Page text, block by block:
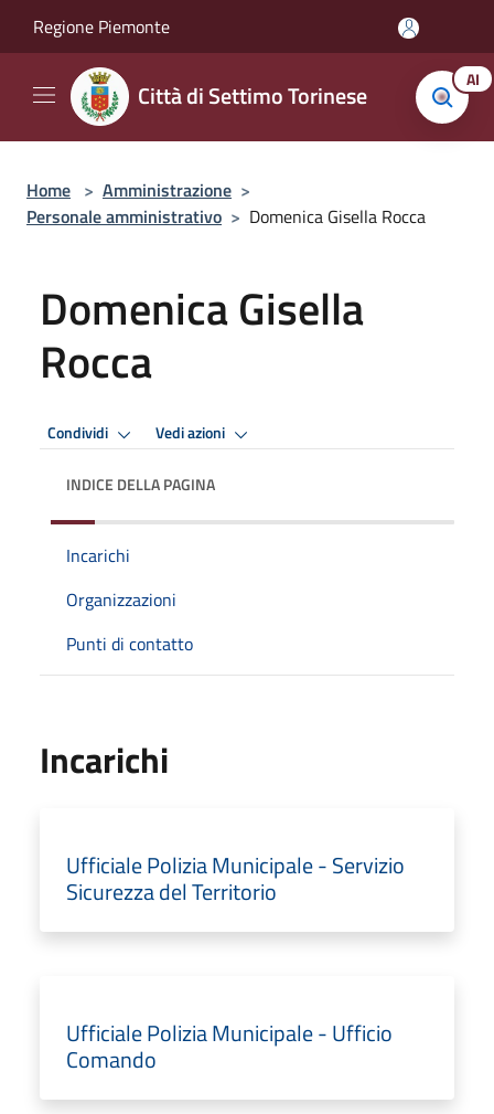
Regione Piemonte
Città di Settimo Torinese AI
Home > Amministrazione >
Personale amministrativo > Domenica Gisella Rocca
Domenica Gisella
Rocca
Condividi Vedi azioni
INDICE DELLA PAGINA
Incarichi
Organizzazioni
Punti di contatto
Incarichi
Ufficiale Polizia Municipale - Servizio
Sicurezza del Territorio
Ufficiale Polizia Municipale - Ufficio
Comando